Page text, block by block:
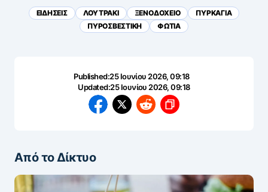
ΕΙΔΗΣΕΙΣ ΛΟΥΤΡΑΚΙ ΞΕΝΟΔΟΧΕΙΟ
ΠΥΡΚΑΓΙΑ
ΠΥΡΟΣΒΕΣΤΙΚΗ
ΦΩΤΙΑ
Published:25 Ιουνίου 2026, 09:18
Updated:25 Ιουνίου 2026, 09:18
Από το Δίκτυο